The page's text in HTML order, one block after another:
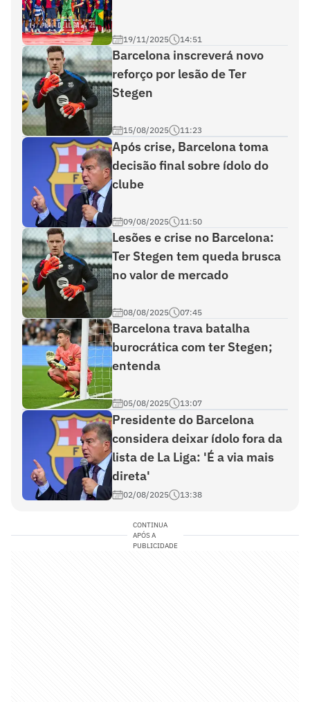
19/11/2025 14:51
Barcelona inscreverá novo
reforço por lesão de Ter
Stegen
15/08/2025 11:23
Após crise, Barcelona toma
decisão final sobre ídolo do
clube
09/08/2025 11:50
Lesões e crise no Barcelona:
Ter Stegen tem queda brusca
no valor de mercado
08/08/2025 07:45
Barcelona trava batalha
burocrática com ter Stegen;
entenda
05/08/2025 13:07
Presidente do Barcelona
considera deixar ídolo fora da
lista de La Liga: 'É a via mais
direta'
02/08/2025 13:38
CONTINUA
APÓS A
PUBLICIDADE